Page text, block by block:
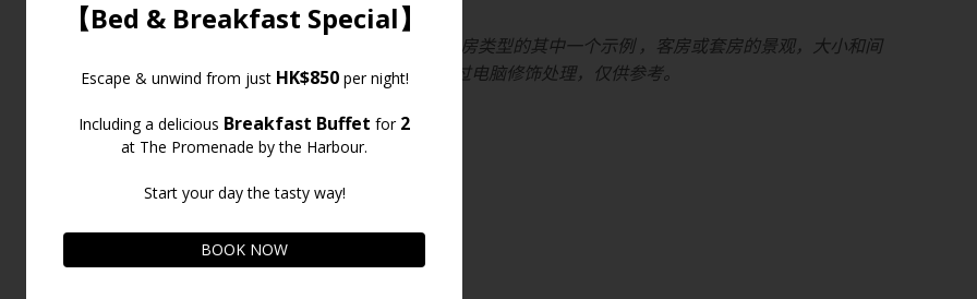
以上照片仅展示房间或套房类型的其中一个示例 ，
客房或套房的景观，大小和间
隔略有不同。以上相片经过电脑修饰处理，仅供参考。